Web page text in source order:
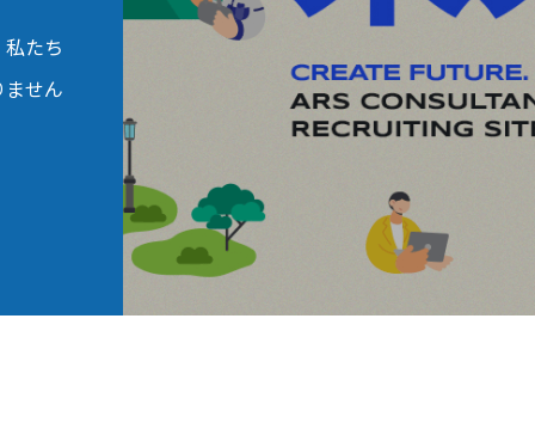
たち
せん